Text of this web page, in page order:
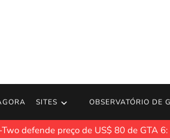
SITES OBSERVATÓRIO DE
Two defende preço de US$ 80 de GTA